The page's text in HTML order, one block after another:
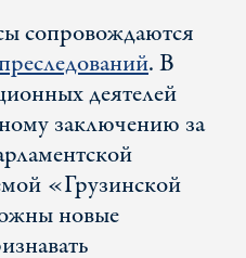
сопровождаются
. В
деятелей
заключению за
«Грузинской
новые